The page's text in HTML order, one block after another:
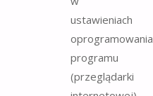
ustawieniach
oprogramowania
programu
(przeglądarki